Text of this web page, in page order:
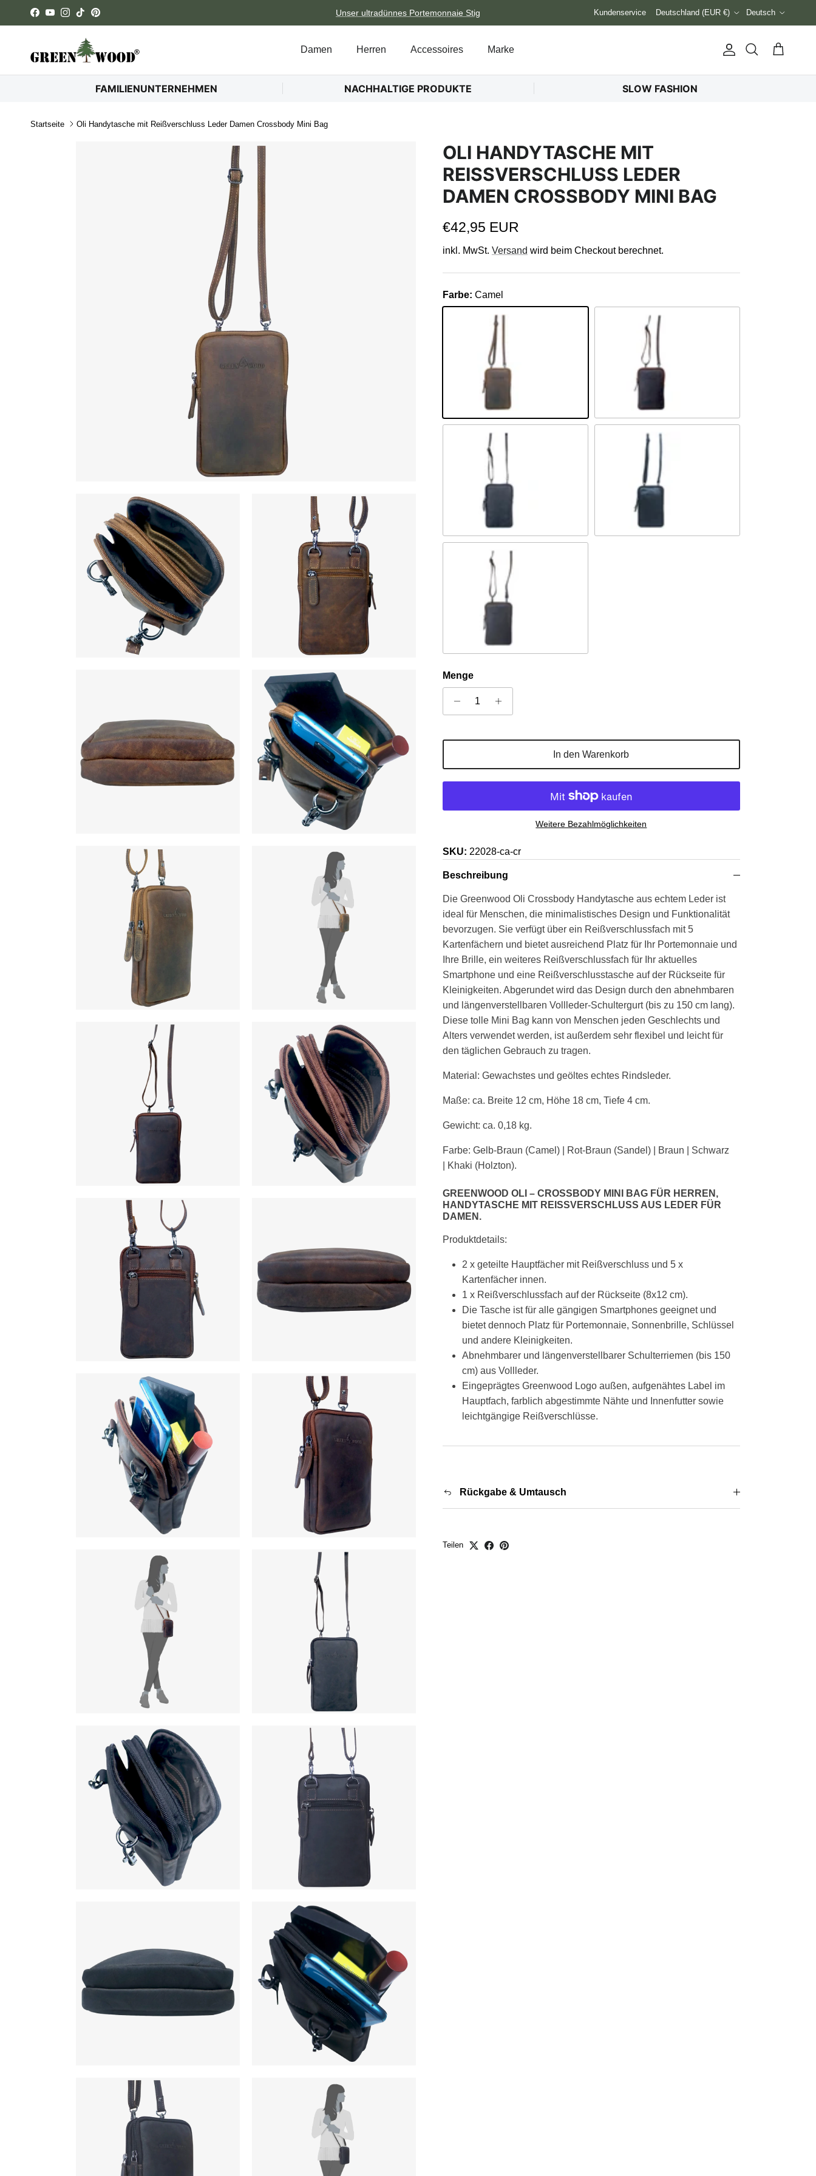
Direkt zum Inhalt
Facebook
YouTubeInstagram
TikTokPinterest Unser ultradünnes Portemonnaie Stig Kundenservice Deutschland (EUR €) Deutsch
Damen Herren Accessoires Marke Konto Suchen
FAMILIENUNTERNEHMEN NACHHALTIGE PRODUKTE SLOW FASHION
Startseite Oli Handytasche mit Reißverschluss Leder Damen Crossbody Mini Bag
OLI HANDYTASCHE MIT
REISSVERSCHLUSS LEDER D
AMEN CROSSBODY MINI BAG
Normaler Preis
€42,95 EUR
inkl. MwSt. Versand wird beim Checkout berechnet.
Farbe: Camel
Schwarz
Menge
In den Warenkorb
Weitere Bezahlmöglichkeiten
SKU: 22028-ca-cr
Beschreibung
Die Greenwood Oli Crossbody Handytasche aus echtem Leder ist
ideal für Menschen, die minimalistisches Design und Funktionalität
bevorzugen. Sie verfügt über ein Reißverschlussfach mit 5
Kartenfächern und bietet ausreichend Platz für Ihr Portemonnaie und
Ihre Brille, ein weiteres Reißverschlussfach für Ihr aktuelles
Smartphone und eine Reißverschlusstasche auf der Rückseite für
Kleinigkeiten. Abgerundet wird das Design durch den abnehmbaren
und längenverstellbaren Vollleder-Schultergurt (bis zu 150 cm lang).
Diese tolle Mini Bag kann von Menschen jeden Geschlechts und
Alters verwendet werden, ist außerdem sehr flexibel und leicht für
den täglichen Gebrauch zu tragen.
Material: Gewachstes und geöltes echtes Rindsleder.
Maße: ca. Breite 12 cm, Höhe 18 cm, Tiefe 4 cm.
Gewicht: ca. 0,18 kg.
Farbe: Gelb-Braun (Camel) | Rot-Braun (Sandel) | Braun
Schwarz
Khaki (Holzton).
GREENWOOD OLI – CROSSBODY MINI BAG FÜR HERREN,
HANDYTASCHE MIT REISSVERSCHLUSS AUS LEDER FÜR D
AMEN.
Produktdetails:
2 x geteilte Hauptfächer mit Reißverschluss und 5 x
Kartenfächer innen.
1 x Reißverschlussfach auf der Rückseite (8x12 cm).
Die Tasche ist für alle gängigen Smartphones geeignet und
bietet dennoch Platz für Portemonnaie, Sonnenbrille, Schlüssel
und andere Kleinigkeiten.
Abnehmbarer und längenverstellbarer Schulterriemen (bis 150
cm) aus Vollleder.
Eingeprägtes Greenwood Logo außen, aufgenähtes Label im
Hauptfach, farblich abgestimmte Nähte und Innenfutter sowie
leichtgängige Reißverschlüsse.
Rückgabe & Umtausch
Teilen